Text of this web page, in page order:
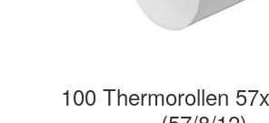
100 Thermorollen